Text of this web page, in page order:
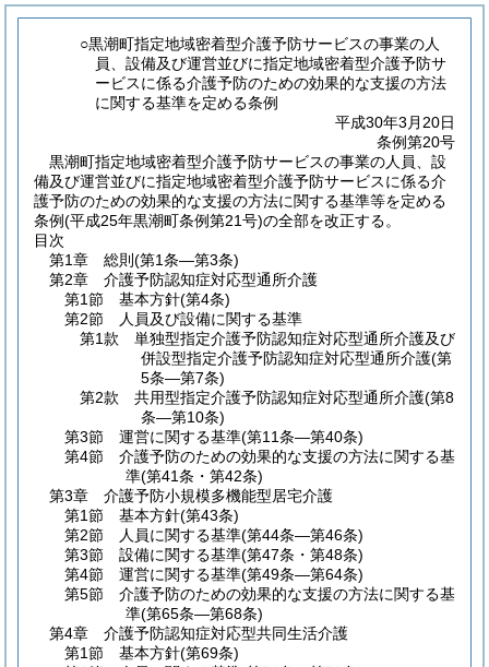
○黒潮町指定地域密着型介護予防サービスの事業の人
員、設備及び運営並びに指定地域密着型介護予防サ
ービスに係る介護予防のための効果的な支援の方法
に関する基準を定める条例
平成30年3月20日
条例第20号
黒潮町指定地域密着型介護予防サービスの事業の人員、設
備及び運営並びに指定地域密着型介護予防サービスに係る介
護予防のための効果的な支援の方法に関する基準等を定める
条例(平成25年黒潮町条例第21号)の全部を改正する。
目次
第1章
総則 (第1条―第3条)
第2章
介護予防認知症対応型通所介護
第1節
基本方針(第4条)
第2節
人員及び設備に関する基準
第1款
単独型指定介護予防認知症対応型通所介護及び
併設型指定介護予防認知症対応型通所介護(第
5条―第7条)
第2款
共用型指定介護予防認知症対応型通所介護(第8
条―第10条)
第3節
運営に関する基準(第11条―第40条)
第4節
介護予防のための効果的な支援の方法に関する基
準(第41条・第42条)
第3章
介護予防小規模多機能型居宅介護
第1節
基本方針(第43条)
第2節
人員に関する基準(第44条―第46条)
第3節
設備に関する基準(第47条・第48条)
第4節
運営に関する基準(第49条―第64条)
第5節
介護予防のための効果的な支援の方法に関する基
準(第65条―第68条)
第4章
介護予防認知症対応型共同生活介護
第1節
基本方針(第69条)